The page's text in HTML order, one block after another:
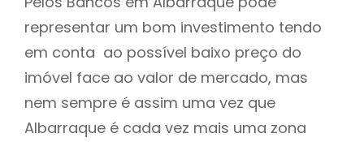
representar um bom investimento tendo
em conta ao possível baixo preço do
imóvel face ao valor de mercado, mas
nem sempre é assim uma vez que
Albarraque é cada vez mais uma zona